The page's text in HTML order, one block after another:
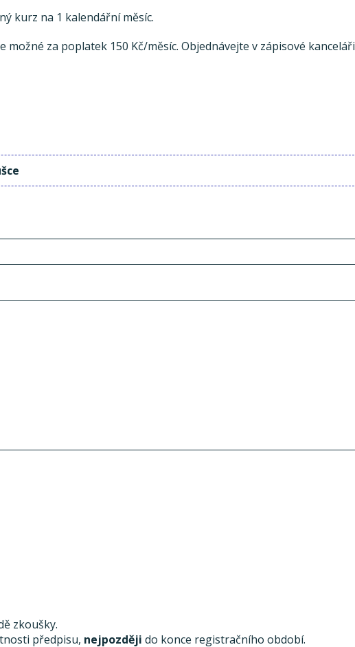
kurz na 1 kalendářní měsíc.
možné za poplatek 150 Kč/měsíc. Objednávejte v zápisové kanceláři
zkoušky.
předpisu, nejpozději do konce registračního období.